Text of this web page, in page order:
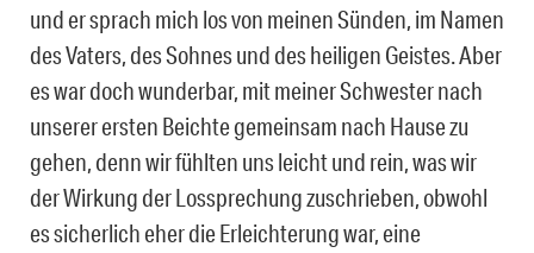
und er sprach mich los von meinen Sünden, im Namen
des Vaters, des Sohnes und des heiligen Geistes. Aber
es war doch wunderbar, mit meiner Schwester nach
unserer ersten Beichte gemeinsam nach Hause zu
gehen, denn wir fühlten uns leicht und rein, was wir
der Wirkung der Lossprechung zuschrieben, obwohl
es sicherlich eher die Erleichterung war, eine